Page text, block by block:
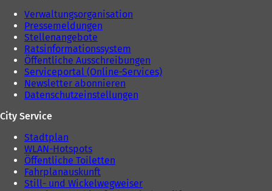
Verwaltungsorganisation
Pressemeldungen
Stellenangebote
Ratsinformationssystem
Öffentliche Ausschreibungen
Serviceportal (Online-Services)
Newsletter abonnieren
Datenschutzeinstellungen
City Service
Stadtplan
WLAN-Hotspots
Öffentliche Toiletten
Fahrplanauskunft
Still- und Wickelwegweiser